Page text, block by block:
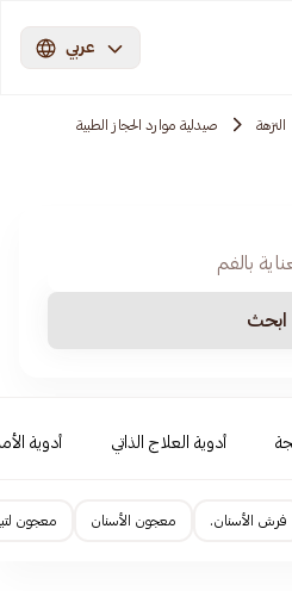
عربي
النزهة صيدلية موارد الحجاز الطبية
ابحث
أدوية العلاج الذاتي أدوية
فرش الأسنان. معجون الأسنان معجون